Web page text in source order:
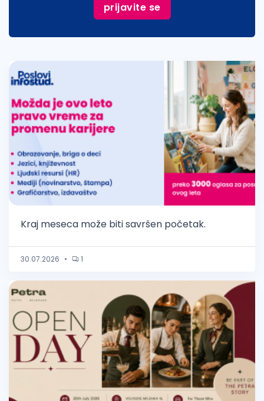
prijavite se
Kraj meseca može biti savršen početak.
30.07.2026 • 1